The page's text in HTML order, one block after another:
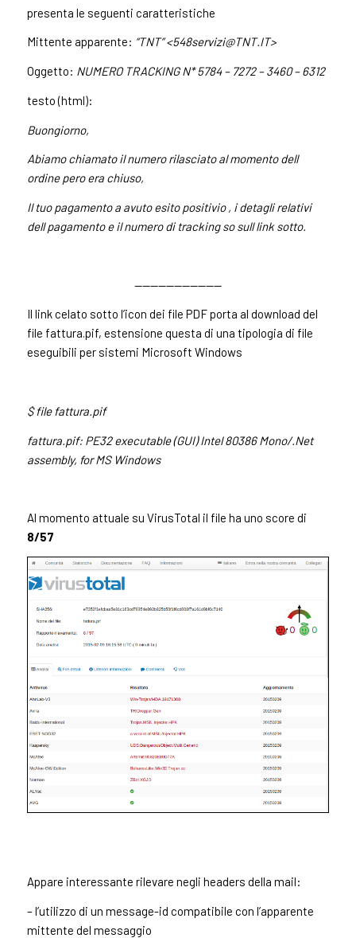
presenta le seguenti caratteristiche
Mittente apparente: “TNT” <548servizi@TNT.IT>
Oggetto: NUMERO TRACKING N* 5784 – 7272 – 3460 – 6312
testo (html):
Buongiorno,
Abiamo chiamato il numero rilasciato al momento dell
ordine pero era chiuso,
Il tuo pagamento a avuto esito positivio , i detagli relativi
dell pagamento e il numero di tracking so sull link sotto.
———————————
Il link celato sotto l’icon dei file PDF porta al download del
file fattura.pif, estensione questa di una tipologia di file
eseguibili per sistemi Microsoft Windows
$ file fattura.pif
fattura.pif: PE32 executable (GUI) Intel 80386 Mono/.Net
assembly, for MS Windows
Al momento attuale su VirusTotal il file ha uno score di
8/57
Appare interessante rilevare negli headers della mail:
– l’utilizzo di un message-id compatibile con l’apparente
mittente del messaggio